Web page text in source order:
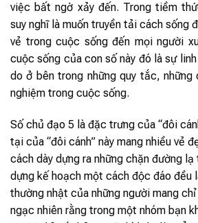
việc bất ngờ xảy đến. Trong tiềm
suy nghĩ là muốn truyền tải cách sống
vẻ trong cuộc sống đến mọi người
cuộc sống của con số này đó là sự
do ở bên trong những quy tắc, những
nghiệm trong cuộc sống.
Số chủ đạo 5 là đặc trưng của “đôi
tại của “đôi cánh” này mang nhiều vẻ
cách dày dựng ra những chặn đường lạ
dựng kế hoạch một cách độc đáo đều
thường nhật của những người mang
ngạc nhiên rằng trong một nhóm bạn